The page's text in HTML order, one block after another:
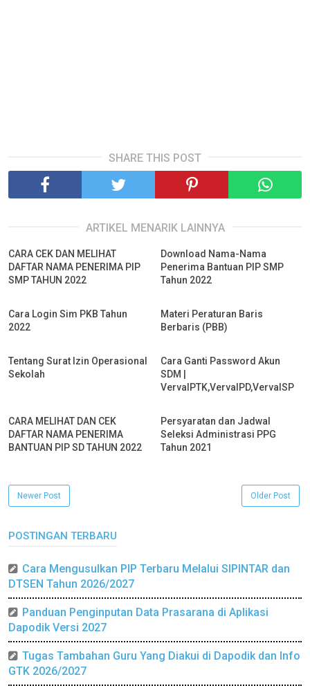
SHARE THIS POST
ARTIKEL MENARIK LAINNYA
CARA CEK DAN MELIHAT
DAFTAR NAMA PENERIMA PIP
SMP TAHUN 2022
Download Nama-Nama
Penerima Bantuan PIP SMP
Tahun 2022
Cara Login Sim PKB Tahun
2022
Materi Peraturan Baris
Berbaris (PBB)
Tentang Surat Izin Operasional
Sekolah
Cara Ganti Password Akun
SDM |
VervalPTK,VervalPD,VervalSP
CARA MELIHAT DAN CEK
DAFTAR NAMA PENERIMA
BANTUAN PIP SD TAHUN 2022
Persyaratan dan Jadwal
Seleksi Administrasi PPG
Tahun 2021
Newer Post Older Post
POSTINGAN TERBARU
Cara Mengusulkan PIP Terbaru Melalui SIPINTAR dan
DTSEN Tahun 2026/2027
Panduan Penginputan Data Prasarana di Aplikasi
Dapodik Versi 2027
Tugas Tambahan Guru Yang Diakui di Dapodik dan Info
GTK 2026/2027